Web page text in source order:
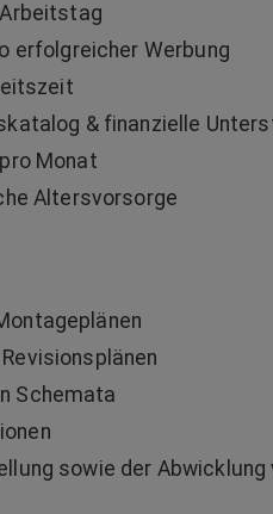
erfolgreicher Werbung
& finanzielle
Monat
Altersvorsorge
Schemata
sowie der Abwicklung